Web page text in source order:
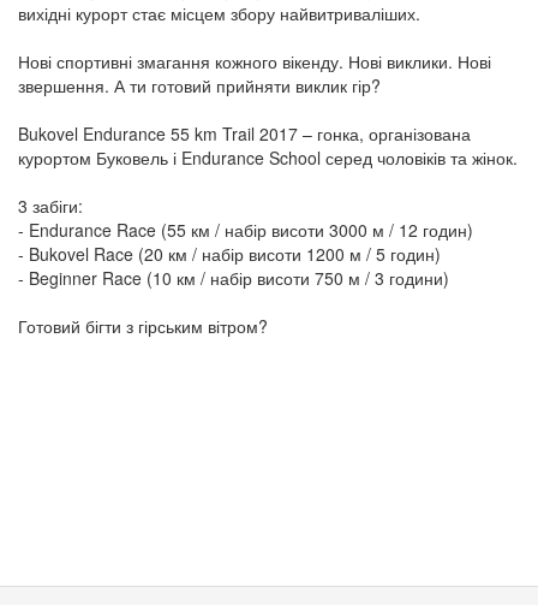
вихідні курорт стає місцем збору найвитриваліших.
Нові спортивні змагання кожного вікенду. Нові виклики. Нові
звершення. А ти готовий прийняти виклик гір?
Bukovel Endurance 55 km Trail 2017 – гонка, організована
курортом Буковель і Endurance School серед чоловіків та жінок.
3 забіги:
- Endurance Race (55 км / набір висоти 3000 м / 12 годин)
- Bukovel Race (20 км / набір висоти 1200 м / 5 годин)
- Beginner Race (10 км / набір висоти 750 м / 3 години)
Готовий бігти з гірським вітром?